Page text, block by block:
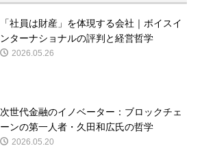
「社員は財産」を体現する会社｜ボイスイ
ンターナショナルの評判と経営哲学
2026.05.26
次世代金融のイノベーター：ブロックチェ
ーンの第一人者・久田和広氏の哲学
2026.05.20